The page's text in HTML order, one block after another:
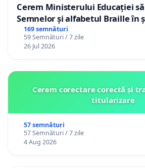
Cerem Ministerului Educației
Semnelor și alfabetul Braille în
Republica Moldova!
169 semnături
59 Semnături / 7 zile
26 Jul 2026
Cerem corectare corectă și
titularizare
57 semnături
57 Semnături / 7 zile
4 Aug 2026